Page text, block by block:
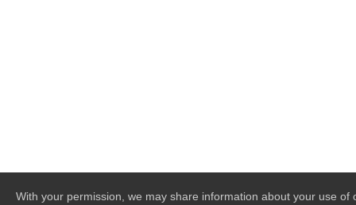
With your permission, we may share information about your use of